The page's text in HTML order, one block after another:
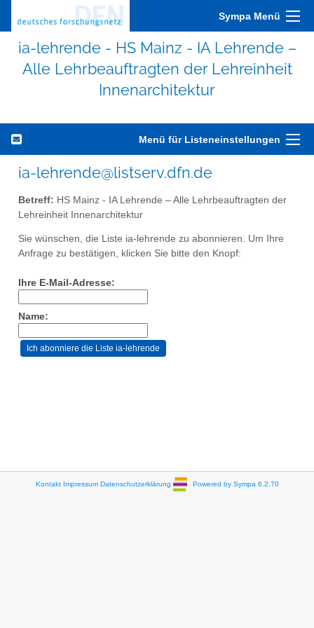
Sympa Menü
ia-lehrende - HS Mainz - IA Lehrende –
Alle Lehrbeauftragten der Lehreinheit
Innenarchitektur
Menü für Listeneinstellungen
ia-lehrende@listserv.dfn.de
Betreff: HS Mainz - IA Lehrende – Alle Lehrbeauftragten der
Lehreinheit Innenarchitektur
Sie wünschen, die Liste ia-lehrende zu abonnieren. Um Ihre
Anfrage zu bestätigen, klicken Sie bitte den Knopf:
Ihre E-Mail-Adresse:
Name:
Kontakt Impressum Datenschutzerklärung Powered by Sympa 6.2.70